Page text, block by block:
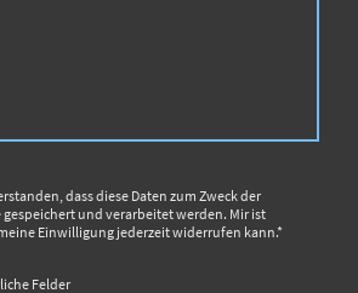
dass diese Daten zum Zweck der
und verarbeitet werden. Mir ist
Einwilligung jederzeit widerrufen kann.*
Felder